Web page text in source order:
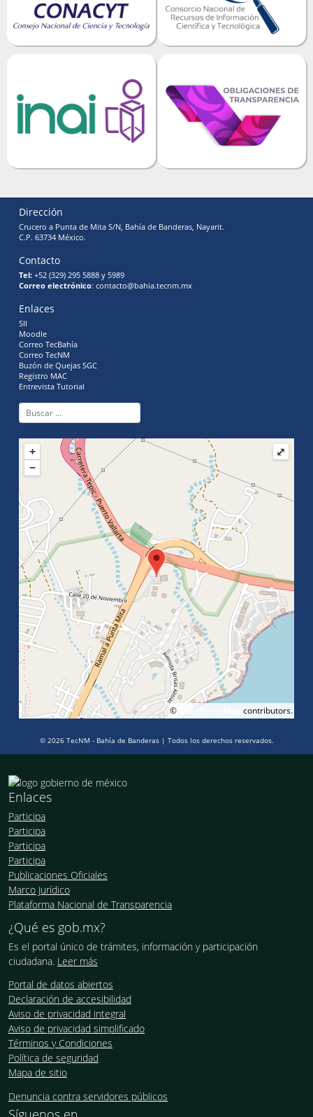
Dirección
Crucero a Punta de Mita S/N, Bahía de Banderas, Nayarit.
C.P. 63734 México.
Contacto
Tel: +52 (329) 295 5888 y 5989
Correo electrónico: contacto@bahia.tecnm.mx
Enlaces
SII
Moodle
Correo TecBahía
Correo TecNM
Buzón de Quejas SGC
Registro MAC
Entrevista Tutorial
+
−
© OpenStreetMap contributors.
⤢
© 2026 TecNM - Bahía de Banderas | Todos los derechos reservados.
Enlaces
Participa
Participa
Participa
Participa
Publicaciones Oficiales
Marco Jurídico
Plataforma Nacional de Transparencia
¿Qué es gob.mx?
Es el portal único de trámites, información y participación
ciudadana. Leer más
Portal de datos abiertos
Declaración de accesibilidad
Aviso de privacidad integral
Aviso de privacidad simplificado
Términos y Condiciones
Política de seguridad
Mapa de sitio
Denuncia contra servidores públicos